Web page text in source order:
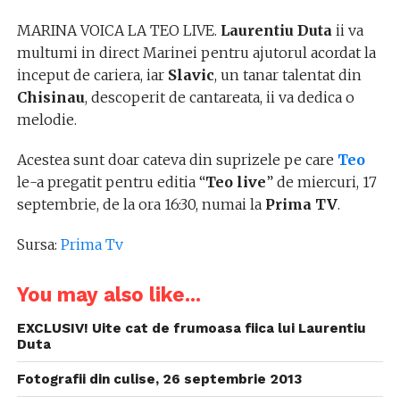
MARINA VOICA LA TEO LIVE. Laurentiu Dutaii va
multumi in direct Marinei pentru ajutorul acordat la
inceput de cariera, iar Slavic, un tanar talentat din
Chisinau, descoperit de cantareata, ii va dedica o
melodie.
Acestea sunt doar cateva din suprizele pe care Teo
le-a pregatit pentru editia “Teo live” de miercuri, 17
septembrie, de la ora 16:30, numai la Prima TV.
Sursa: Prima Tv
You may also like...
EXCLUSIV! Uite cat de frumoasa fiica lui Laurentiu
Duta
Fotografii din culise, 26 septembrie 2013